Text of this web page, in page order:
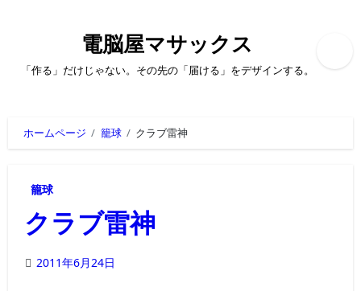
電脳屋マサックス
「作る」だけじゃない。その先の「届ける」をデザインする。
ホームページ 籠球 クラブ雷神
籠球
クラブ雷神
2011年6月24日